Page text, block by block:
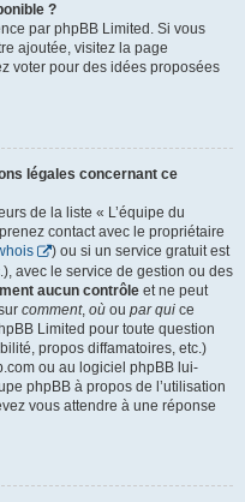
?
par phpBB Limited. Si vous
ajoutée, visitez la page
voter pour des idées proposées
légales concernant ce
de la liste « L’équipe du
contact avec le propriétaire
) ou si un service gratuit est
avec le service de gestion ou des
aucun contrôle et ne peut
comment, où ou par qui ce
Limited pour toute question
propos diffamatoires, etc.)
ou au logiciel phpBB lui-
phpBB à propos de l’utilisation
vous attendre à une réponse